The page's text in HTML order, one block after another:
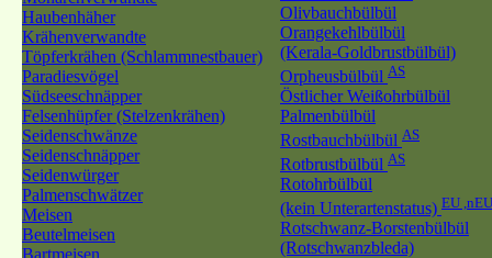
Haubenhäher
Krähenverwandte
Töpferkrähen (Schlammnestbauer)
Paradiesvögel
Südseeschnäpper
Felsenhüpfer (Stelzenkrähen)
Seidenschwänze
Seidenschnäpper
Seidenwürger
Palmenschwätzer
Meisen
Beutelmeisen
Bartmeisen
Olivbauchbülbül
Orangekehlbülbül
(Kerala-Goldbrustbülbül)
Orpheusbülbül AS
Östlicher Weißohrbülbül
Palmenbülbül
Rostbauchbülbül AS
Rotbrustbülbül AS
Rotohrbülbül
(kein Unterartenstatus) EU
Rotschwanz-Borstenbülbül
(Rotschwanzbleda)